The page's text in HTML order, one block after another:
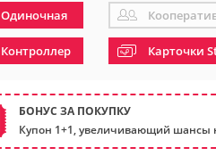
Одиночная
Контроллер Карточки
БОНУС ЗА ПОКУПКУ
Купон 1+1, увеличивающий шансы